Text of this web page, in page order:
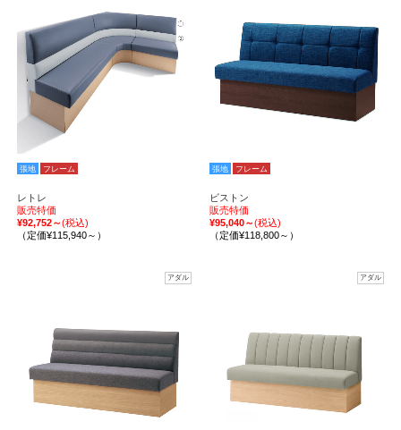
張地 フレーム
レトレ
販売特価
¥92,752～(税込)
（定価¥115,940～）
張地 フレーム
ビストン
販売特価
¥95,040～(税込)
（定価¥118,800～）
アダル アダル